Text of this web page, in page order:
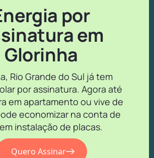
por
em
Glorinha
Rio Grande do Sul já tem
por assinatura. Agora até
em apartamento ou vive de
economizar na conta de
instalação de placas.
Quero Assinar